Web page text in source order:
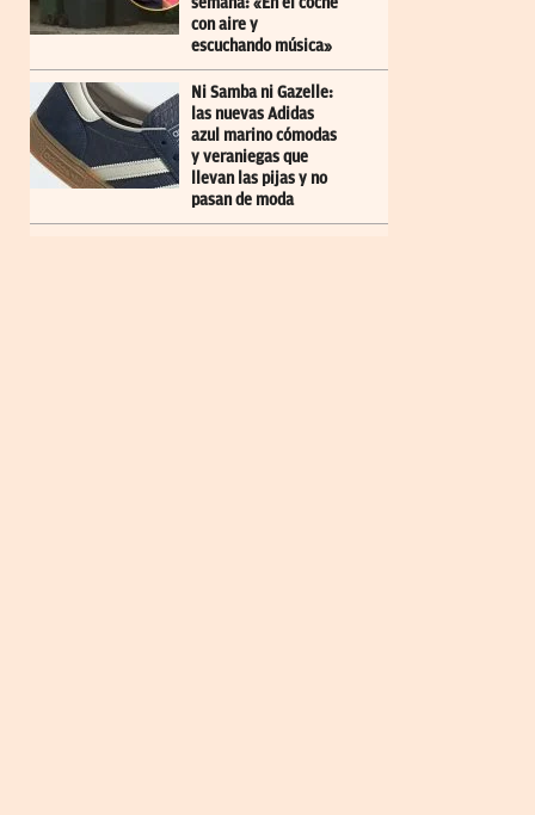
con aire y
escuchando música»
Ni Samba ni Gazelle:
las nuevas Adidas
azul marino cómodas
y veraniegas que
llevan las pijas y no
pasan de moda